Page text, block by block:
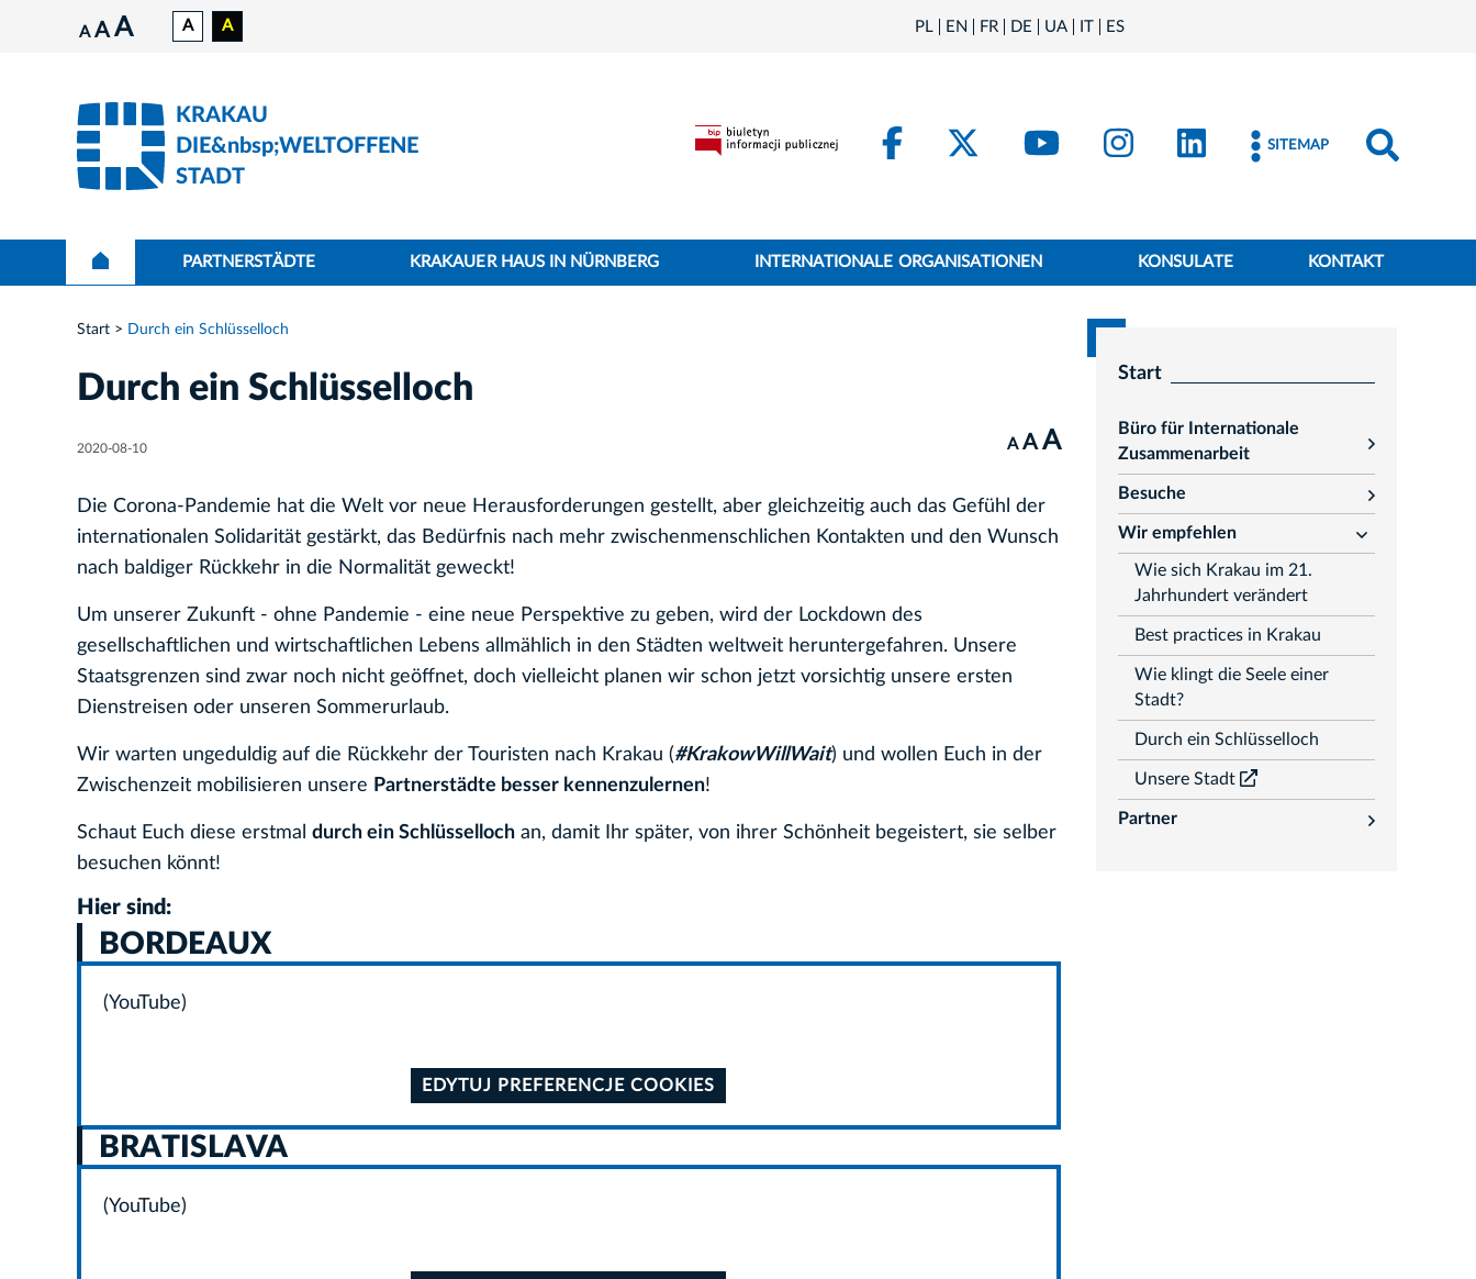
A A A A A PL EN FR DE UA IT ES
KRAKAU
DIE&nbsp;WELTOFFENE
STADT
FacebookKraków - X
Kraków - YouTube
Kraków - Instagram
Kraków - LinkedIn
SITEMAP
PARTNERSTÄDTE KRAKAUER HAUS IN NÜRNBERG INTERNATIONALE ORGANISATIONEN KONSULATE KONTAKT
Start Durch ein Schlüsselloch
Durch ein Schlüsselloch
2020-08-10 A A A
Die Corona-Pandemie hat die Welt vor neue Herausforderungen gestellt, aber gleichzeitig auch das Gefühl der
internationalen Solidarität gestärkt, das Bedürfnis nach mehr zwischenmenschlichen Kontakten und den Wunsch
nach baldiger Rückkehr in die Normalität geweckt!
Um unserer Zukunft - ohne Pandemie - eine neue Perspektive zu geben, wird der Lockdown des
gesellschaftlichen und wirtschaftlichen Lebens allmählich in den Städten weltweit heruntergefahren. Unsere
Staatsgrenzen sind zwar noch nicht geöffnet, doch vielleicht planen wir schon jetzt vorsichtig unsere ersten
Dienstreisen oder unseren Sommerurlaub.
Wir warten ungeduldig auf die Rückkehr der Touristen nach Krakau (#KrakowWillWait) und wollen Euch in der
Zwischenzeit mobilisieren unsere Partnerstädte besser kennenzulernen!
Schaut Euch diese erstmal durch ein Schlüsselloch an, damit Ihr später, von ihrer Schönheit begeistert, sie selber
besuchen könnt!
Hier sind:
BORDEAUX
(YouTube)
EDYTUJ PREFERENCJE COOKIES
BRATISLAVA
(YouTube)
Start
Büro für Internationale
Zusammenarbeit
rozwiń
Besuche
rozwiń
Wir empfehlen
rozwiń
Wie sich Krakau im 21.
Jahrhundert verändert
Best practices in Krakau
Wie klingt die Seele einer
Stadt?
Durch ein Schlüsselloch
Unsere Stadt
Partner
rozwiń